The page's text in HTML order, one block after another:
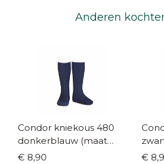
Anderen
Condor kniekous 480
donkerblauw (maat
19/22 - 36/39)
€ 8,90
36/
€